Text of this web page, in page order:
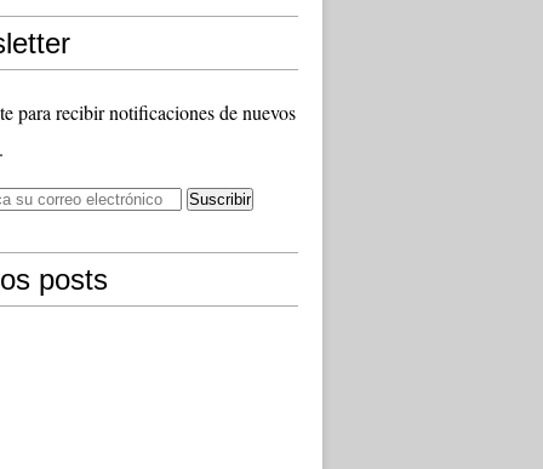
para recibir notificaciones de nuevos
posts